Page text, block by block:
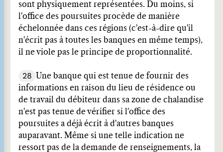
sont physiquement représentées. Du moins, si
l'office des poursuites procède de manière
échelonnée dans ces régions (c'est-à-dire qu'il
n'écrit pas à toutes les banques en même temps),
il ne viole pas le principe de proportionnalité.
28
Une banque qui est tenue de fournir des
informations en raison du lieu de résidence ou
de travail du débiteur dans sa zone de chalandise
n'est pas tenue de vérifier si l'office des
poursuites a déjà écrit à d'autres banques
auparavant. Même si une telle indication ne
ressort pas de la demande de renseignements, la